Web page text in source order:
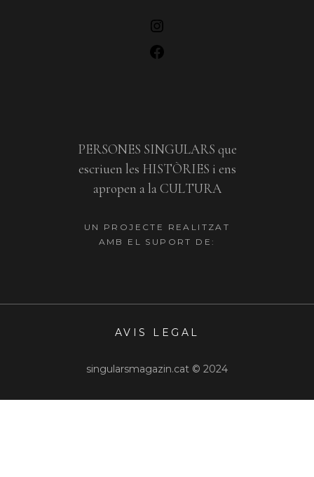
PERSONES SINGULARS que
escriuen les HISTÒRIES i ens
apropen a la CULTURA
UN PROJECTE REALITZAT
AMB EL SUPORT DE:
AVIS LEGAL
singularsmagazin.cat © 2024